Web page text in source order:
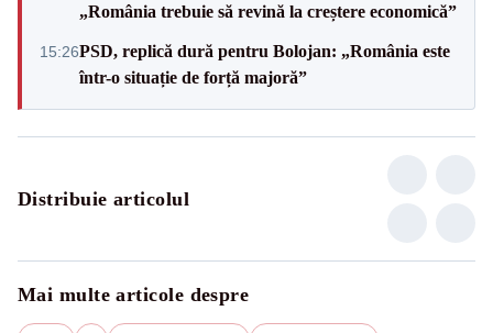
„România trebuie să revină la creștere economică”
15:26PSD, replică dură pentru Bolojan: „România este
într-o situație de forță majoră”
Distribuie articolul
Mai multe articole despre